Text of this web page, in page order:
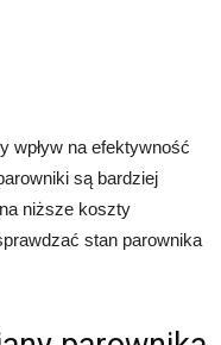
wpływ na efektywność
są bardziej
niższe koszty
stan parownika